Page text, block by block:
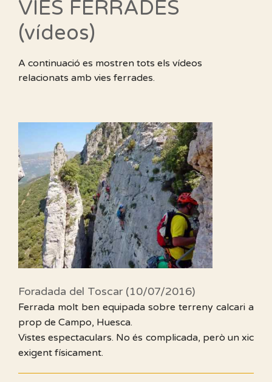
VIES FERRADES
(vídeos)
A continuació es mostren tots els vídeos
relacionats amb vies ferrades.
Foradada del Toscar (10/07/2016)
Ferrada molt ben equipada sobre terreny calcari a
prop de Campo, Huesca.
Vistes espectaculars. No és complicada, però un xic
exigent físicament.